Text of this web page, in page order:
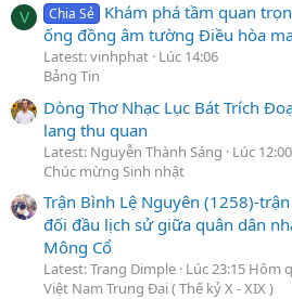
V Chia Sẻ Khám phá tầm quan
ống đồng âm tường Điều hòa
Latest: vinhphat Lúc 14:06
Bảng Tin
Dòng Thơ Nhạc Lục Bát Trích
lang thu quan
Latest: Nguyễn Thành Sáng
Lúc 12:00
Chúc mừng Sinh nhật
Trận Bình Lệ Nguyên (1258)-
đối đầu lịch sử giữa quân dân
Mông Cổ
Latest: Trang Dimple Lúc 23:15 Hôm
Việt Nam Trung Đại ( Thế kỷ X - XIX )